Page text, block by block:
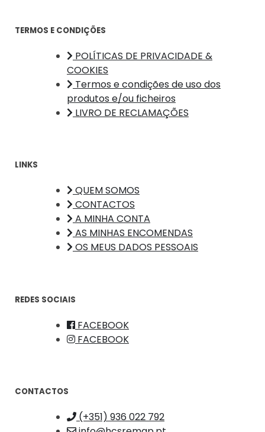
TERMOS E CONDIÇÕES
POLÍTICAS DE PRIVACIDADE &
COOKIES
Termos e condições de uso dos
produtos e/ou ficheiros
LIVRO DE RECLAMAÇÕES
LINKS
QUEM SOMOS
CONTACTOS
A MINHA CONTA
AS MINHAS ENCOMENDAS
OS MEUS DADOS PESSOAIS
REDES SOCIAIS
FACEBOOK
FACEBOOK
CONTACTOS
(+351) 936 022 792